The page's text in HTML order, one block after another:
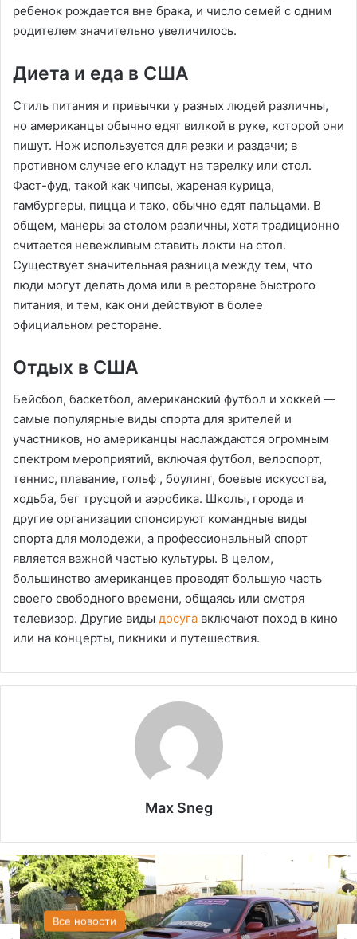
ребенок рождается вне брака, и число семей с одним
родителем значительно увеличилось.
Диета и еда в США
Стиль питания и привычки у разных людей различны,
но американцы обычно едят вилкой в руке, которой они
пишут. Нож используется для резки и раздачи; в
противном случае его кладут на тарелку или стол.
Фаст-фуд, такой как чипсы, жареная курица,
гамбургеры, пицца и тако, обычно едят пальцами. В
общем, манеры за столом различны, хотя традиционно
считается невежливым ставить локти на стол.
Существует значительная разница между тем, что
люди могут делать дома или в ресторане быстрого
питания, и тем, как они действуют в более
официальном ресторане.
Отдых в США
Бейсбол, баскетбол, американский футбол и хоккей —
самые популярные виды спорта для зрителей и
участников, но американцы наслаждаются огромным
спектром мероприятий, включая футбол, велоспорт,
теннис, плавание, гольф , боулинг, боевые искусства,
ходьба, бег трусцой и аэробика. Школы, города и
другие организации спонсируют командные виды
спорта для молодежи, а профессиональный спорт
является важной частью культуры. В целом,
большинство американцев проводят большую часть
своего свободного времени, общаясь или смотря
телевизор. Другие виды досуга включают поход в кино
или на концерты, пикники и путешествия.
Max Sneg